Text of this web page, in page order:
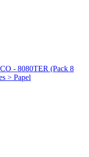
- 8080TER (Pack 8
> Papel